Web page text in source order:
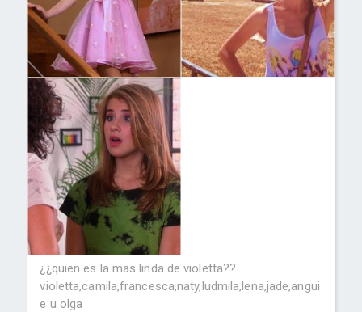
¿¿quien es la mas linda de violetta??
violetta,camila,francesca,naty,ludmila,lena,jade,angui
e u olga